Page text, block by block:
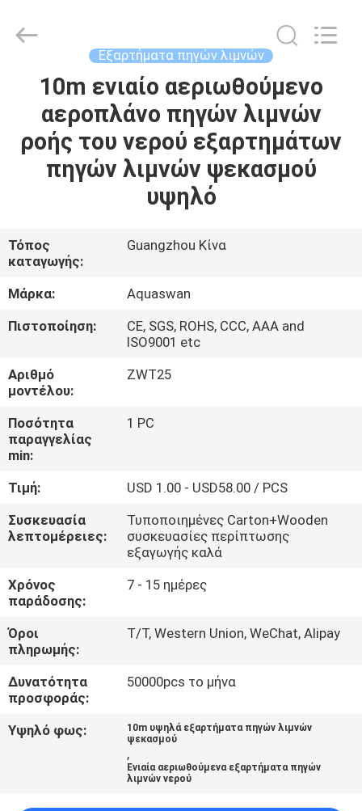
ΣΠΊΤΙ
ΠΡΟΪΌΝΤΑ
ΠΕΡΊΠΟΥ
ΓΎΡΟΣ
ΕΡΓΟΣΤΑΣΊΩΝ
ΈΛΕΓΧΟΣ
ΜΑΣ
ΕΛΆΤΕ
ΣΕ
ΕΠΑΦΉ
ΜΕ
ΖΗΤΉΣΤΕ
ΈΝΑ
ΑΠΌΣΠΑΣΜΑ
NEWS
SITEMAP
co,.ltd.
Εξαρτήματα πηγών λιμνών
10m ενιαίο αεριωθούμενο
αεροπλάνο πηγών λιμνών
ροής του νερού εξαρτημάτων
πηγών λιμνών ψεκασμού
υψηλό
Τόπος
καταγωγής:
Guangzhou Κίνα
Μάρκα:
Aquaswan
Πιστοποίηση:
CE, SGS, ROHS, CCC, AAA and
ISO9001 etc
Αριθμό
μοντέλου:
ZWT25
Ποσότητα
παραγγελίας
min:
1 PC
Τιμή:
USD 1.00 - USD58.00 / PCS
Συσκευασία
λεπτομέρειες:
Τυποποιημένες Carton+Wooden
συσκευασίες περίπτωσης
εξαγωγής καλά
Χρόνος
παράδοσης:
7 - 15 ημέρες
Όροι
πληρωμής:
T/T, Western Union, WeChat, Alipay
Δυνατότητα
προσφοράς:
50000pcs το μήνα
Υψηλό φως:
10m υψηλά εξαρτήματα πηγών λιμνών
ψεκασμού
,
Ενιαία αεριωθούμενα εξαρτήματα πηγών
λιμνών νερού